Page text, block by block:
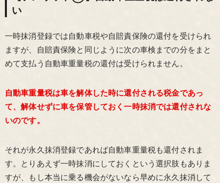
い
一時抹消登録では自動車税や自賠責保険の還付を受けられ
ますが、自賠責保険と同じように次の車検までの分をまと
めて支払う自動車重量税の還付は受けられません。
自動車重量税は車を解体した時に還付される税金であっ
て、解体せずに車を保管しておく一時抹消では還付されな
いのです。
それが永久抹消登録であれば自動車重量税も還付されま
す。とりあえず一時抹消にしておくという選択肢もありま
すが、もし本当に乗る機会がないなら早めに永久抹消して